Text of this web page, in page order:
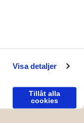
Visa detaljer
Tillåt alla
cookies